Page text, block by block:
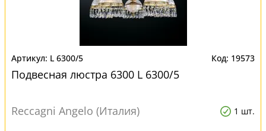
L 6300/5 19573
Подвесная люстра 6300 L 6300/5
Reccagni Angelo (Италия) 1 шт.